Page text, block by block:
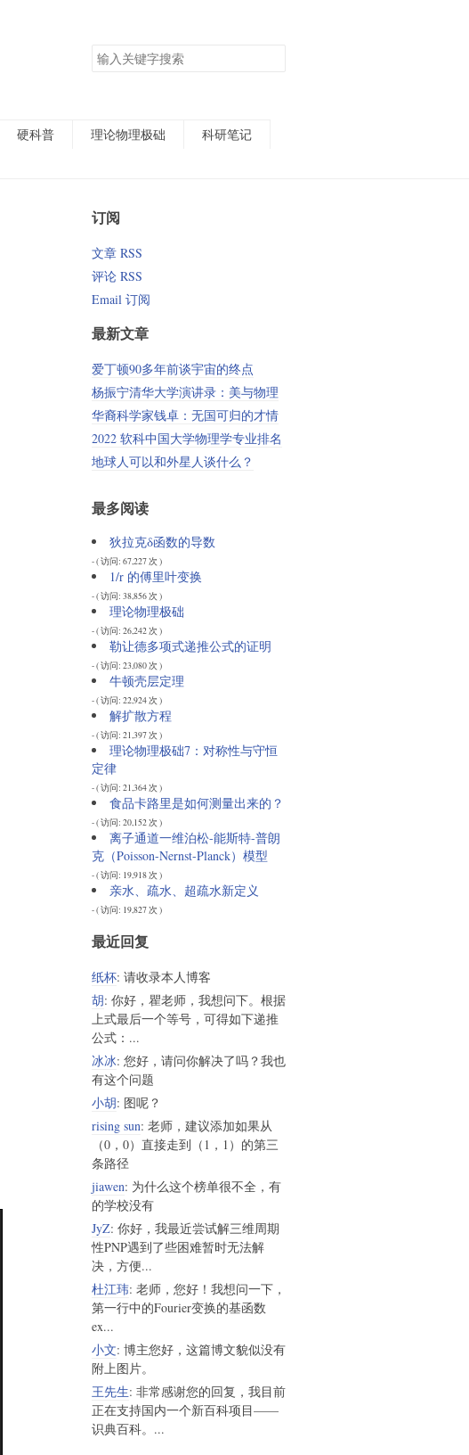
搜
索
硬科普 理论物理极础
科研笔记
订阅
文章 RSS
评论 RSS
Email 订阅
最新文章
爱丁顿90多年前谈宇宙的终点
杨振宁清华大学演讲录：美与物理
华裔科学家钱卓：无国可归的才情
2022 软科中国大学物理学专业排名
地球人可以和外星人谈什么？
最多阅读
狄拉克δ函数的导数
- ( 访问: 67,227 次 )
1/r 的傅里叶变换
- ( 访问: 38,856 次 )
理论物理极础
- ( 访问: 26,242 次 )
勒让德多项式递推公式的证明
- ( 访问: 23,080 次 )
牛顿壳层定理
- ( 访问: 22,924 次 )
解扩散方程
- ( 访问: 21,397 次 )
理论物理极础7：对称性与守恒
定律
- ( 访问: 21,364 次 )
食品卡路里是如何测量出来的？
- ( 访问: 20,152 次 )
离子通道一维泊松-能斯特-普朗
克（Poisson-Nernst-Planck）模型
- ( 访问: 19,918 次 )
亲水、疏水、超疏水新定义
- ( 访问: 19,827 次 )
最近回复
纸杯: 请收录本人博客
胡: 你好，瞿老师，我想问下。根据
上式最后一个等号，可得如下递推
公式：...
冰冰: 您好，请问你解决了吗？我也
有这个问题
小胡: 图呢？
rising sun: 老师，建议添加如果从
（0，0）直接走到（1，1）的第三
条路径
jiawen: 为什么这个榜单很不全，有
的学校没有
JyZ: 你好，我最近尝试解三维周期
性PNP遇到了些困难暂时无法解
决，方便...
杜江玮: 老师，您好！我想问一下，
第一行中的Fourier变换的基函数
ex...
小文: 博主您好，这篇博文貌似没有
附上图片。
王先生: 非常感谢您的回复，我目前
正在支持国内一个新百科项目——
识典百科。...